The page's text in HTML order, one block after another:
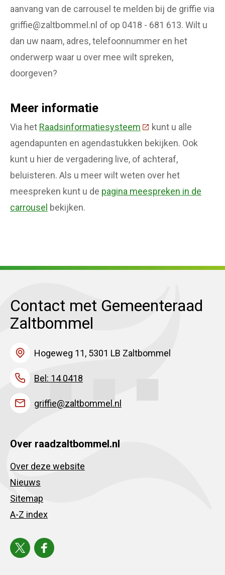
aanvang van de carrousel te melden bij de griffie via
griffie@zaltbommel.nl of op 0418 - 681 613. Wilt u
dan uw naam, adres, telefoonnummer en het
onderwerp waar u over mee wilt spreken,
doorgeven?
Meer informatie
Via het Raadsinformatiesysteem (Deze link gaat naar
kunt u alle
agendapunten en agendastukken bekijken. Ook
kunt u hier de vergadering live, of achteraf,
beluisteren. Als u meer wilt weten over het
meespreken kunt u de pagina meespreken in de
carrousel bekijken.
Contact met Gemeenteraad
Zaltbommel
Hogeweg 11, 5301 LB Zaltbommel
Bel: 14 0418
griffie@zaltbommel.nl
Over raadzaltbommel.nl
Over deze website
Nieuws
Sitemap
A-Z index